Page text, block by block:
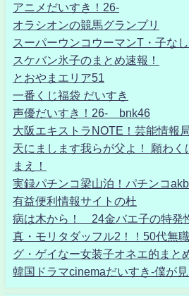
アニメだいすき！26-
オラシオンの競馬グランプリ
スーパーウンコウーマンT・子なし
スケバン氷子のまとめ速報！
とおやまエリア51
一番くじ福袋 だいすき
声優だいすき！26- bnk46
大阪エキストラNOTE！芸能情報
天にまします我らが父よ！ 願わく
まえ！
実録パチンコ梁山泊！パチンコ
有益便利情報サイトの杜
病は木から！ 24金バエ子の特発
真・モリタダッフル2！！50代無
グ・ゲイなー女装子オネエ的まと
韓国ドラマcinemaだいすき-僕が